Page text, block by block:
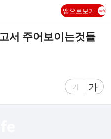
앱으로보기
서 주어보이는것들
글
가
글
자
가